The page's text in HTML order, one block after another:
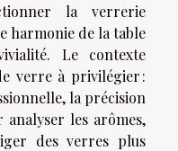
la verrerie
harmonie de la table
Le contexte
verre à privilégier :
la précision
les arômes,
des verres plus